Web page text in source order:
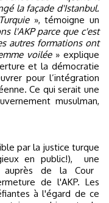
la façade d'Istanbul.
», témoigne un
l'AKP parce que c'est
autres formations ont
voilée» explique
et la démocratie
pour l’intégration
Ce qui serait une
musulman,
par la justice turque
en public!),
une
auprès de la Cour
de l'AKP. Les
à l'égard de ce